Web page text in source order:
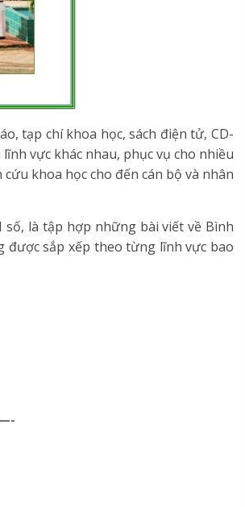
tạp chí khoa học, sách điện tử, CD-
vực khác nhau, phục vụ cho nhiều
khoa học cho đến cán bộ và nhân
là tập hợp những bài viết về Bình
được sắp xếp theo từng lĩnh vực bao